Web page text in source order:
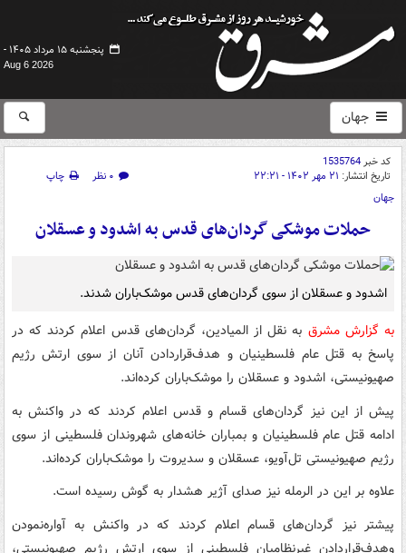
پنجشنبه ۱۵ مرداد ۱۴۰۵ -
Aug 6 2026
جهان
کد خبر1535764
تاریخ انتشار: ۲۱ مهر ۱۴۰۲ - ۲۲:۲۱ ۰ نظر
چاپ
جهان
حملات موشکی گردان‌های قدس به اشدود و عسقلان
اشدود و عسقلان از سوی گردان‌های قدس موشک‌باران شدند.
به گزارش مشرق به نقل از المیادین، گردان‌های قدس اعلام کردند که در
پاسخ به قتل عام فلسطینیان و هدف‌قراردادن آنان از سوی ارتش رژیم
صهیونیستی، اشدود و عسقلان را موشک‌باران کرده‌اند.
پیش از این نیز گردان‌های قسام و قدس اعلام کردند که در واکنش به
ادامه قتل عام فلسطینیان و بمباران خانه‌های شهروندان فلسطینی از سوی
رژیم صهیونیستی تل‌آویو، عسقلان و سدیروت را موشک‌باران کرده‌اند.
علاوه بر این در الرمله نیز صدای آژیر هشدار به گوش رسیده است.
پیشتر نیز گردان‌های قسام اعلام کردند که در واکنش به آواره‌نمودن
وهدف‌قراردادن غیرنظامیان فلسطینی از سوی ارتش رژیم صهیونیستی،